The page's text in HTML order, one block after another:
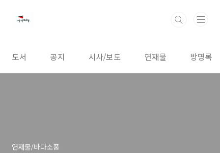
도서 공지 시사/보도 연재물 방명록
연재물/바다소풍